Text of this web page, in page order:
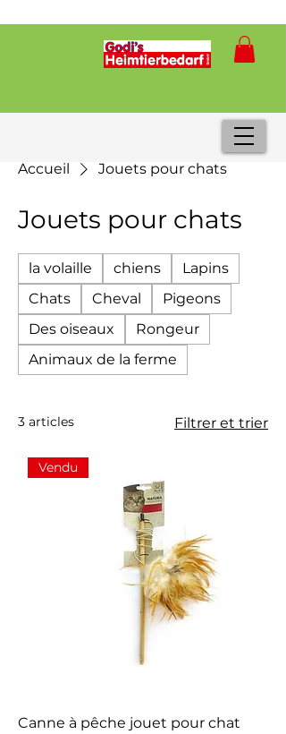
Accueil Jouets pour chats
Jouets pour chats
la volaille chiens
Lapins
Chats
Cheval
Pigeons
Des oiseaux
Rongeur
Animaux de la ferme
3 articles Filtrer et trier
Vendu
Canne à pêche jouet pour chat